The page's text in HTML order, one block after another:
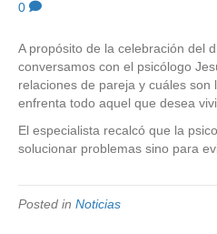
0
A propósito de la celebración del
conversamos con el psicólogo
relaciones de pareja y cuáles son
enfrenta todo aquel que desea
El especialista recalcó que la
solucionar problemas sino para
Posted in Noticias